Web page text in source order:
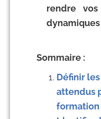
rendre
Sommaire :
Définir
attendus
formation